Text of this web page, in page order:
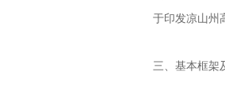
于印发凉山州
三、基本框架